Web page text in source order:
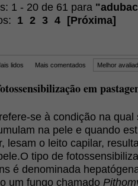
1 - 20 de 61 para
1 2 3 4 [Próxima]
lidos Mais comentados Melhor
em
se à condição na
na pele e quando
lesam o leito capilar,
tipo de
é denominada
um fungo chamado